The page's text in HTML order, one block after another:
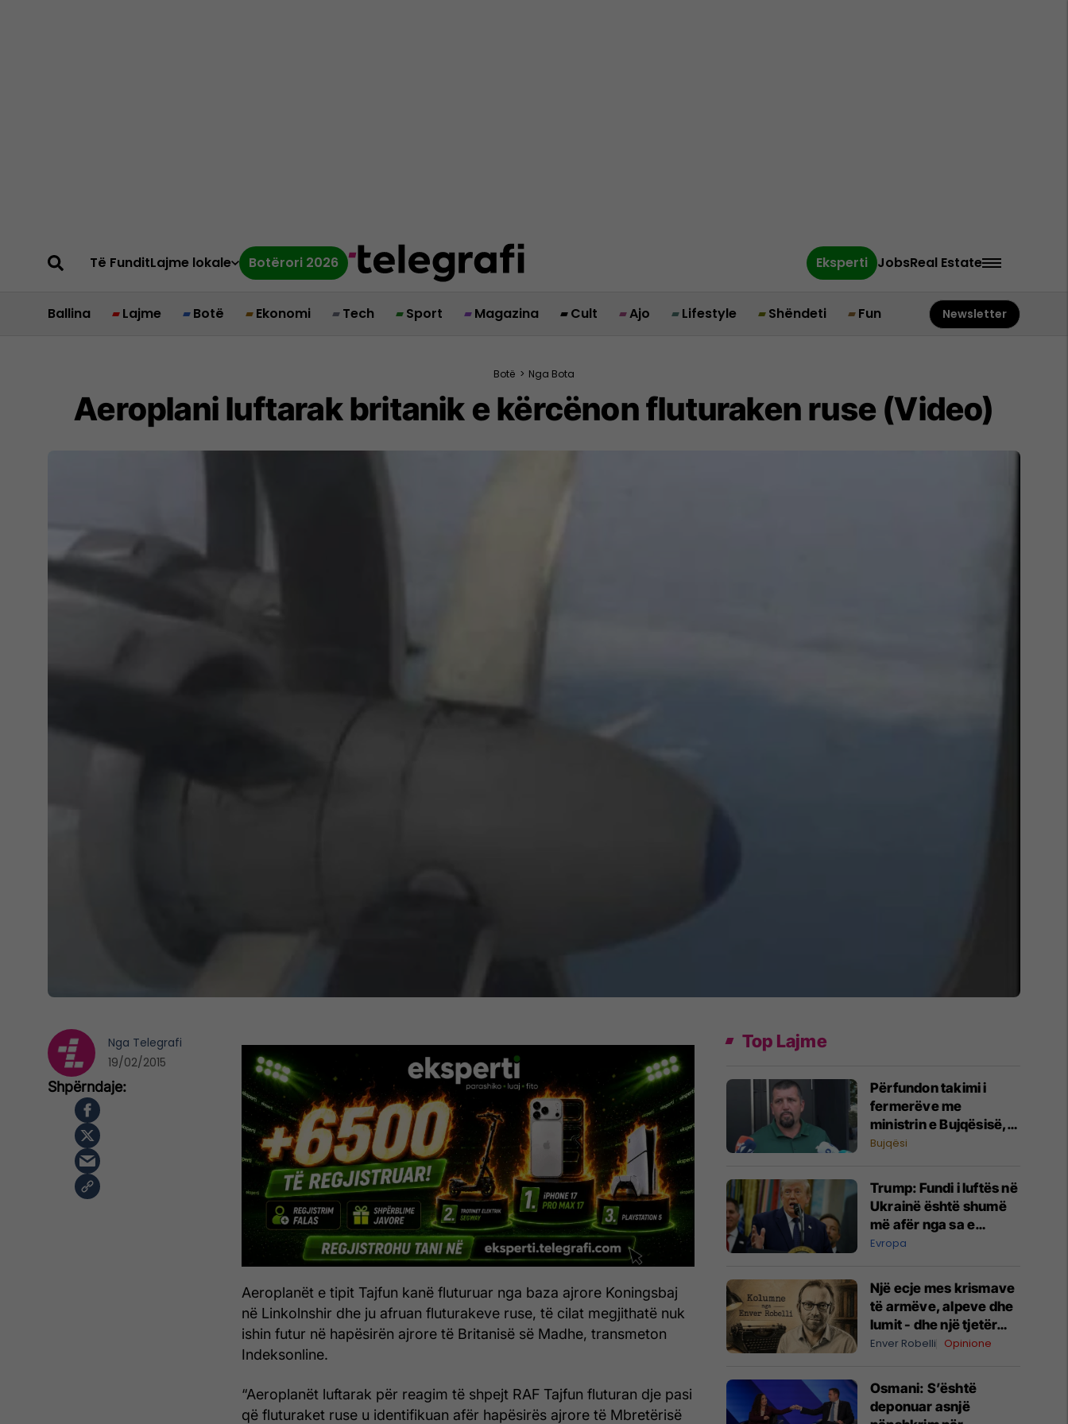
Të FunditLajme lokale Botërori 2026 Eksperti JobsReal Estate
Ballina Lajme Botë Ekonomi Tech Sport Magazina Cult Ajo Lifestyle Shëndeti Fun Newsletter
Botë > Nga Bota
Aeroplani luftarak britanik e kërcënon fluturaken ruse (Video)
Aeroplanët e tipit Tajfun kanë fluturuar nga baza ajrore Koningsbaj
në Linkolnshir dhe ju afruan fluturakeve ruse, të cilat megjithatë nuk
ishin futur në hapësirën ajrore të Britanisë së Madhe, transmeton
Indeksonline.
“Aeroplanët luftarak për reagim të shpejt RAF Tajfun fluturan dje pasi
që fluturaket ruse u identifikuan afër hapësirës ajrore të Mbretërisë
Nga Telegrafi
19/02/2015
Top Lajme
​Përfundon takimi i
fermerëve me
ministrin e Bujqësisë,
Krasniqi: Nga sonte
grumbullimin e
qumështit
Bujqësi
Trump: Fundi i luftës në
Ukrainë është shumë
më afër nga sa e
mendojnë njerëzit
Evropa
Një ecje mes krismave
të armëve, alpeve dhe
lumit - dhe një tjetër…
Enver Robelli Opinione
​Osmani: S’është
deponuar asnjë